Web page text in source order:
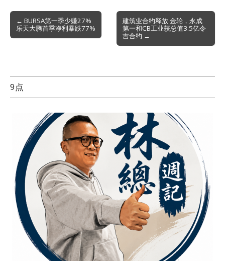
Post
navigation
← BURSA第一季少赚27%
乐天大腾首季净利暴跌77%
建筑业合约释放 金轮，永成
第一和CB工业获总值3.5亿令
吉合约 →
9点